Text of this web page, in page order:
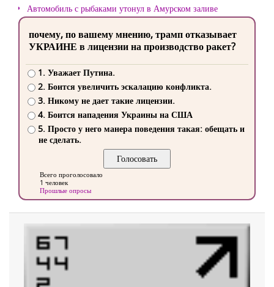
Автомобиль с рыбаками утонул в Амурском заливе
почему, по вашему мнению, трамп отказывает
УКРАИНЕ в лицензии на производство ракет?
1. Уважает Путина.
2. Боится увеличить эскалацию конфликта.
3. Никому не дает такие лицензии.
4. Боится нападения Украины на США
5. Просто у него манера поведения такая: обещать и
не сделать.
Всего проголосовало
1 человек
Прошлые опросы